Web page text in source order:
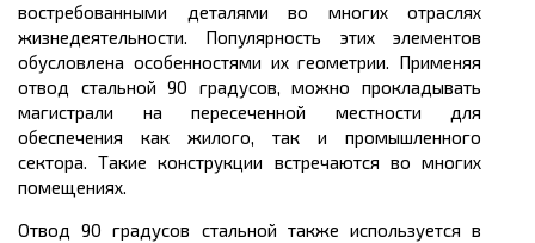
востребованными деталями во многих отраслях
жизнедеятельности. Популярность этих элементов
обусловлена особенностями их геометрии. Применяя
отвод стальной 90 градусов, можно прокладывать
магистрали на пересеченной местности для
обеспечения как жилого, так и промышленного
сектора. Такие конструкции встречаются во многих
помещениях.
Отвод 90 градусов стальной также используется в